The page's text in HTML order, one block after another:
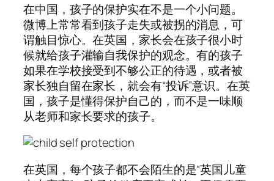
在中国，孩子的保护实在不是一个小问题。
微博上常常看到孩子走失或被拐的消息，可
谓触目惊心。在英国，家长会在孩子很小时
候就给孩子灌输自我保护的观念。有的孩子
如果在学校接受到不够公正的待遇，或者被
家长独自留在家长，就会有“投诉”意识。在英
国，孩子是懂得保护自己的，而不是一味顺
从老师和家长要求的孩子。
在英国，每个孩子都不会陌生的是“英国儿童